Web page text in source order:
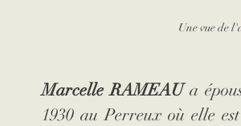
Une vue de
Marcelle RAMEAU a
1930 au Perreux où elle